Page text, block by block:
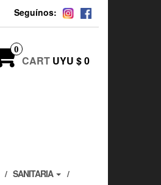
Seguínos:
0
CART UYU $ 0
SANITARIA